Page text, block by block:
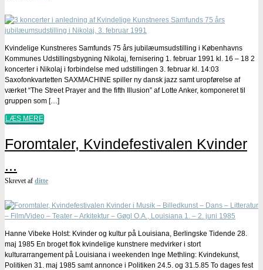
Kvindelige Kunstneres Samfunds 75 års jubilæumsudstilling i Københavns
Kommunes Udstillingsbygning Nikolaj, fernisering 1. februar 1991 kl. 16 – 18 2
koncerter i Nikolaj i forbindelse med udstillingen 3. februar kl. 14:03
Saxofonkvartetten SAXMACHINE spiller ny dansk jazz samt uropførelse af
værket “The Street Prayer and the fifth Illusion” af Lotte Anker, komponeret til
gruppen som […]
LÆS MERE
Foromtaler, Kvindefestivalen Kvinder
...
Skrevet af ditte
Hanne Vibeke Holst: Kvinder og kultur på Louisiana, Berlingske Tidende 28.
maj 1985 En broget flok kvindelige kunstnere medvirker i stort
kulturarrangement på Louisiana i weekenden Inge Methling: Kvindekunst,
Politiken 31. maj 1985 samt annonce i Politiken 24.5. og 31.5.85 To dages fest